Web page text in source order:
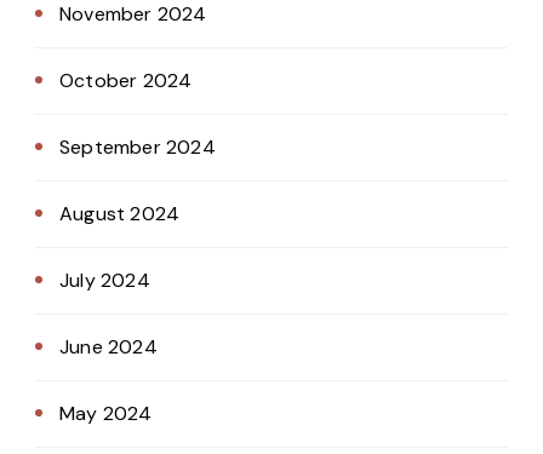
November 2024
October 2024
September 2024
August 2024
July 2024
June 2024
May 2024